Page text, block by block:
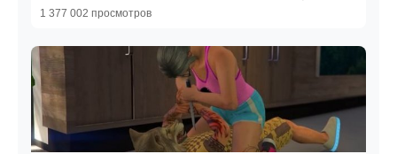
РОБЛОКС
1 377 002 просмотров